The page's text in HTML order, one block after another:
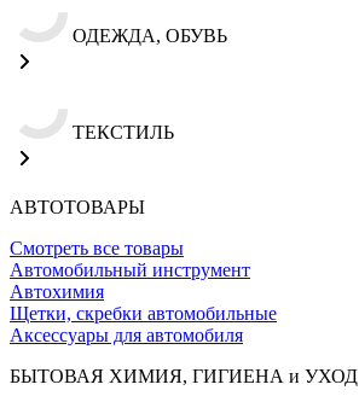
ОДЕЖДА, ОБУВЬ
ТЕКСТИЛЬ
АВТОТОВАРЫ
Смотреть все товары
Автомобильный инструмент
Автохимия
Щетки, скребки автомобильные
Аксессуары для автомобиля
БЫТОВАЯ ХИМИЯ, ГИГИЕНА и УХОД